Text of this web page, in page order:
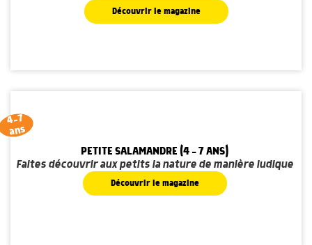
Découvrir le magazine
4-7
ans
PETITE SALAMANDRE (4 - 7 ANS)
Faites découvrir aux petits la nature de manière ludique
Découvrir le magazine